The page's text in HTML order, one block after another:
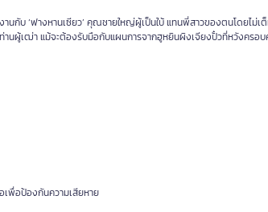
กับ ‘ฟางหานเซียว’ คุณชายใหญ่ผู้เป็นใบ้ แทนพี่สาวของตนโดยไม่เ
านผู้เฒ่า แม้จะต้องรับมือกับแผนการจากฮูหยินผิงเจียงปั๋วที่หวังครอ
พื่อป้องกันความเสียหาย